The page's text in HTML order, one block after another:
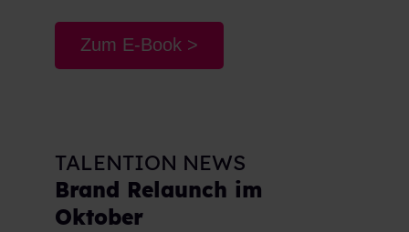
Zum E-Book >
TALENTION NEWS
Brand Relaunch im
Oktober